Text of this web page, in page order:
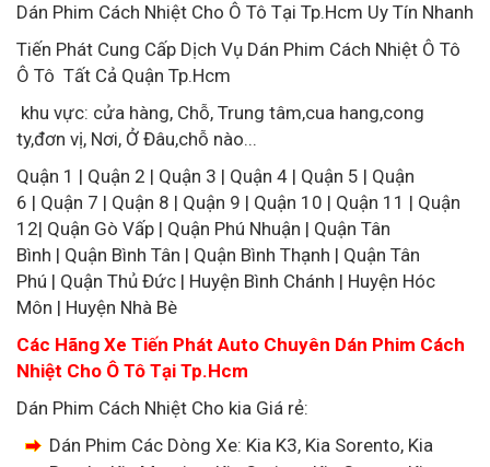
Dán Phim Cách Nhiệt Cho Ô Tô Tại Tp.Hcm Uy Tín Nhanh
Tiến Phát Cung Cấp Dịch Vụ Dán Phim Cách Nhiệt Ô Tô
Ô Tô Tất Cả Quận Tp.Hcm
khu vực: cửa hàng, Chỗ, Trung tâm,cua hang,cong
ty,đơn vị, Nơi, Ở Đâu,chỗ nào...
Quận 1 | Quận 2 | Quận 3 | Quận 4 | Quận 5 | Quận
6 | Quận 7 | Quận 8 | Quận 9 | Quận 10 | Quận 11 | Quận
12| Quận Gò Vấp | Quận Phú Nhuận | Quận Tân
Bình | Quận Bình Tân | Quận Bình Thạnh | Quận Tân
Phú | Quận Thủ Đức | Huyện Bình Chánh | Huyện Hóc
Môn | Huyện Nhà Bè
Các Hãng Xe Tiến Phát Auto Chuyên Dán Phim Cách
Nhiệt Cho Ô Tô Tại Tp.Hcm
Dán Phim Cách Nhiệt Cho kia Giá rẻ:
Dán Phim Các Dòng Xe: Kia K3, Kia Sorento, Kia